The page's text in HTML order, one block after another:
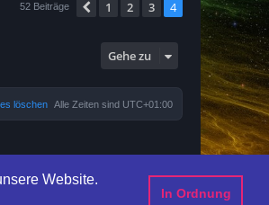
Website.
In Ordnung
o
52 Beiträge Vorherige
1 2 3 4
Gehe zu
Alle Zeiten sind UTC+01:00
löschen